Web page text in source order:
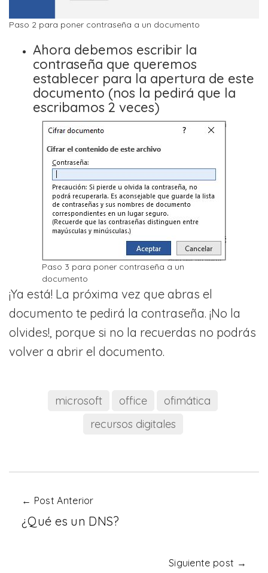
Paso 2 para poner contraseña a un documento
Ahora debemos escribir la
contraseña que queremos
establecer para la apertura de este
documento (nos la pedirá que la
escribamos 2 veces)
Paso 3 para poner contraseña a un
documento
¡Ya está! La próxima vez que abras el
documento te pedirá la contraseña. ¡No la
olvides!, porque si no la recuerdas no podrás
volver a abrir el documento.
microsoft office
ofimática
recursos digitales
← Post Anterior
¿Qué es un DNS?
Siguiente post →